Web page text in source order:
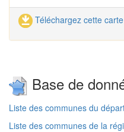
Téléchargez cette carte
Base de
Liste des communes du
Liste des communes de la